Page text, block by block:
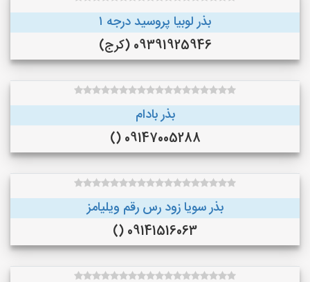
بذر لوبیا پروسید درجه ۱
09391925946 (کرج)
بذر بادام
09147005288 ()
بذر سویا زود رس رقم ویلیامز
09141516063 ()